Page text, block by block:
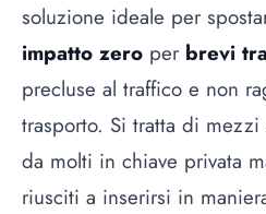
soluzione ideale per
impatto zero per brevi
precluse al traffico e non
trasporto. Si tratta di
da molti in chiave privata
riusciti a inserirsi in